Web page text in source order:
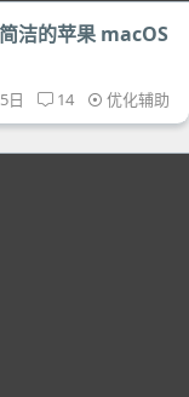
洁的苹果 macOS
日 14 优化辅助